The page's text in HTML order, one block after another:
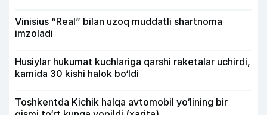
Vinisius “Real” bilan uzoq muddatli shartnoma
imzoladi
Husiylar hukumat kuchlariga qarshi raketalar uchirdi,
kamida 30 kishi halok bo‘ldi
Toshkentda Kichik halqa avtomobil yo‘lining bir